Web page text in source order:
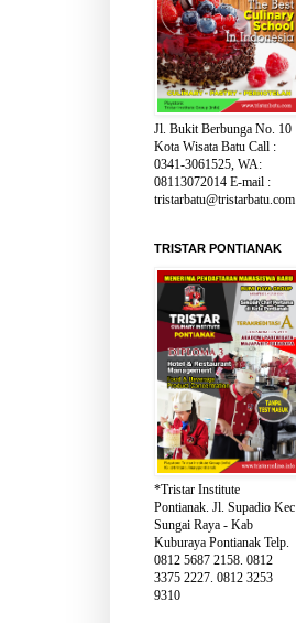
Jl. Bukit Berbunga No. 10
Kota Wisata Batu Call :
0341-3061525, WA:
08113072014 E-mail :
tristarbatu@tristarbatu.com
TRISTAR PONTIANAK
*Tristar Institute
Pontianak. Jl. Supadio Kec
Sungai Raya - Kab
Kuburaya Pontianak Telp.
0812 5687 2158. 0812
3375 2227. 0812 3253
9310